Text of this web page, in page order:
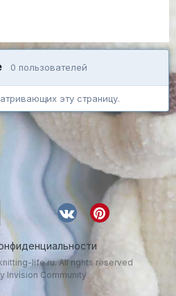
0 пользователей
эту страницу.
life.ru. All rights reserved
Invision Community